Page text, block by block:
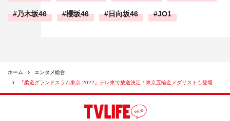
乃木坂46 櫻坂46 日向坂46 JO1
ホーム
エンタメ総合
『柔道グランドスラム東京 2022』テレ東で放送決定！東京五輪金メダリストも登場